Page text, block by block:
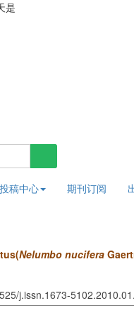
是
投稿中心 期刊订阅
Nelumbo nucifera
j.issn.1673-